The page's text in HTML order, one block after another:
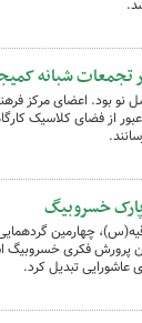
شبانه
بود. اعضای مرکز
از فضای کلاسیک
خسروبیگ
چهارمین
فکری خسروبیگ
عاشورایی تبدیل کرد.